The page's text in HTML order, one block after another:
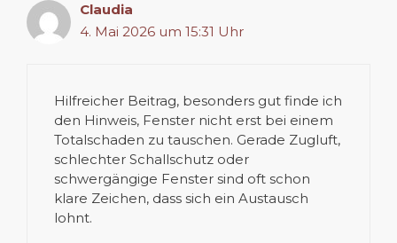
Claudia
4. Mai 2026 um 15:31 Uhr
Hilfreicher Beitrag, besonders gut finde ich
den Hinweis, Fenster nicht erst bei einem
Totalschaden zu tauschen. Gerade Zugluft,
schlechter Schallschutz oder
schwergängige Fenster sind oft schon
klare Zeichen, dass sich ein Austausch
lohnt.